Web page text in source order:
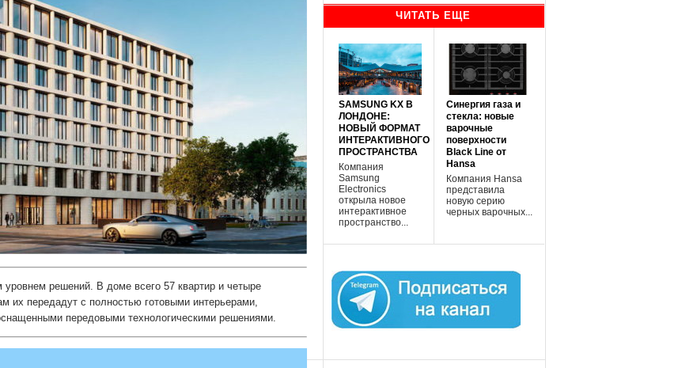
решений. В доме всего 57 квартир и четыре
их передадут с полностью готовыми интерьерами,
передовыми технологическими решениями.
ЧИТАТЬ ЕЩЕ
SAMSUNG KX В
ЛОНДОНЕ:
НОВЫЙ ФОРМАТ
ИНТЕРАКТИВНОГО
ПРОСТРАНСТВА
Компания
Samsung
Electronics
открыла новое
интерактивное
пространство...
Синергия газа и
стекла: новые
варочные
поверхности
Black Line от
Hansa
Компания Hansa
представила
новую серию
черных варочных...